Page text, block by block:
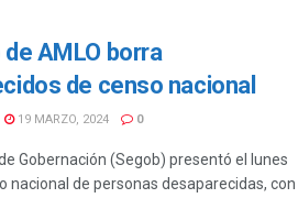
AMLO borra
de censo nacional
19 MARZO, 2024 0
Gobernación (Segob) presentó el lunes
nacional de personas desaparecidas, con